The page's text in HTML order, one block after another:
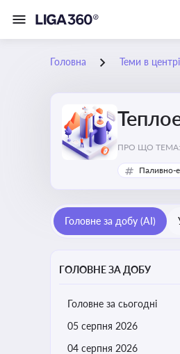
Головна Теми в
ПРО ЩО ТЕМА:
Паливно-
Головне за добу (AI)
ГОЛОВНЕ ЗА ДОБУ
Головне за сьогодні
05 серпня 2026
04 серпня 2026